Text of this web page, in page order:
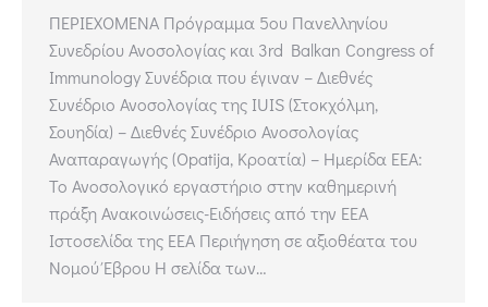
ΠΕΡΙΕΧΟΜΕΝΑ Πρόγραμμα 5ου Πανελληνίου
Συνεδρίου Ανοσολογίας και 3rd Balkan Congress of
Immunology Συνέδρια που έγιναν – Διεθνές
Συνέδριο Ανοσολογίας της IUIS (Στοκχόλμη,
Σουηδία) – Διεθνές Συνέδριο Ανοσολογίας
Αναπαραγωγής (Opatija, Κροατία) – Ημερίδα ΕΕΑ:
Το Ανοσολογικό εργαστήριο στην καθημερινή
πράξη Ανακοινώσεις-Ειδήσεις από την ΕΕΑ
Ιστοσελίδα της ΕΕΑ Περιήγηση σε αξιοθέατα του
Νομού Έβρου Η σελίδα των…